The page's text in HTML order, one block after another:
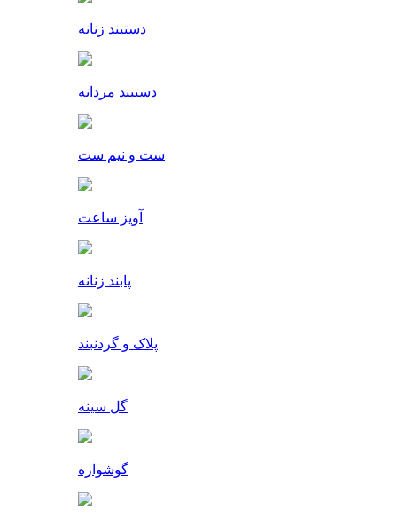
دستبند زنانه
دستبند مردانه
ست و نیم ست
آویز ساعت
پابند زنانه
پلاک و گردنبند
گل سینه
گوشواره